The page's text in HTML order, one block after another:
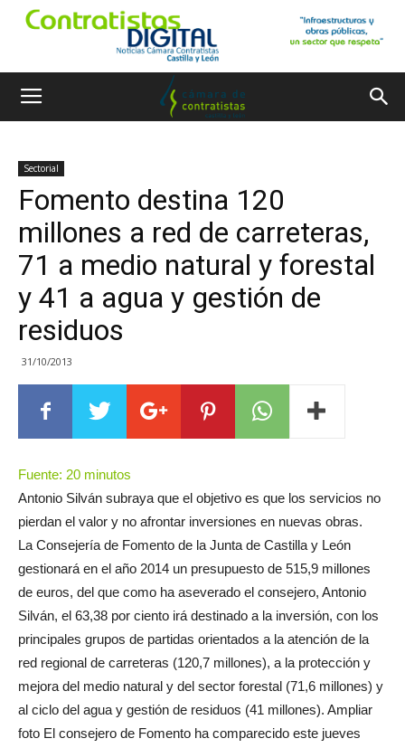
Sectorial
Fomento destina 120
millones a red de carreteras,
71 a medio natural y forestal
y 41 a agua y gestión de
residuos
31/10/2013
Fuente: 20 minutos
Antonio Silván subraya que el objetivo es que los servicios no
pierdan el valor y no afrontar inversiones en nuevas obras.
La Consejería de Fomento de la Junta de Castilla y León
gestionará en el año 2014 un presupuesto de 515,9 millones
de euros, del que como ha aseverado el consejero, Antonio
Silván, el 63,38 por ciento irá destinado a la inversión, con los
principales grupos de partidas orientados a la atención de la
red regional de carreteras (120,7 millones), a la protección y
mejora del medio natural y del sector forestal (71,6 millones) y
al ciclo del agua y gestión de residuos (41 millones). Ampliar
foto El consejero de Fomento ha comparecido este jueves